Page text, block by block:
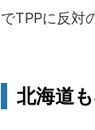
でTPPに反対
北海道